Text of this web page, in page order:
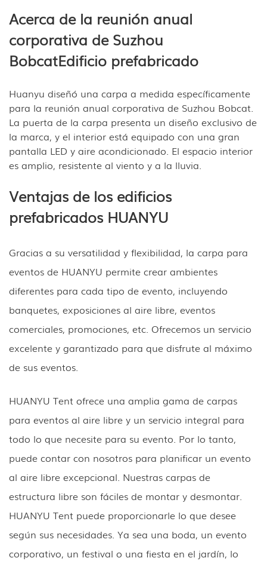
Acerca de la reunión anual
corporativa de Suzhou
BobcatEdificio prefabricado
Huanyu diseñó una carpa a medida específicamente
para la reunión anual corporativa de Suzhou Bobcat.
La puerta de la carpa presenta un diseño exclusivo de
la marca, y el interior está equipado con una gran
pantalla LED y aire acondicionado. El espacio interior
es amplio, resistente al viento y a la lluvia.
Ventajas de los edificios
prefabricados HUANYU
Gracias a su versatilidad y flexibilidad, la carpa para
eventos de HUANYU permite crear ambientes
diferentes para cada tipo de evento, incluyendo
banquetes, exposiciones al aire libre, eventos
comerciales, promociones, etc. Ofrecemos un servicio
excelente y garantizado para que disfrute al máximo
de sus eventos.
HUANYU Tent ofrece una amplia gama de carpas
para eventos al aire libre y un servicio integral para
todo lo que necesite para su evento. Por lo tanto,
puede contar con nosotros para planificar un evento
al aire libre excepcional. Nuestras carpas de
estructura libre son fáciles de montar y desmontar.
HUANYU Tent puede proporcionarle lo que desee
según sus necesidades. Ya sea una boda, un evento
corporativo, un festival o una fiesta en el jardín, lo